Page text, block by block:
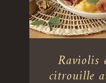
Raviolis
citrouille